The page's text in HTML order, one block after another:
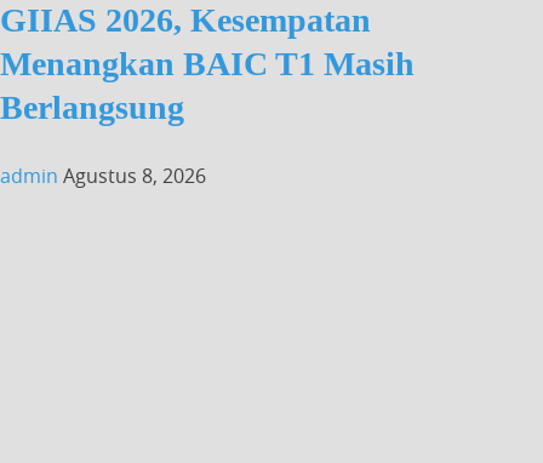
GIIAS 2026, Kesempatan
Menangkan BAIC T1 Masih
Berlangsung
admin Agustus 8, 2026